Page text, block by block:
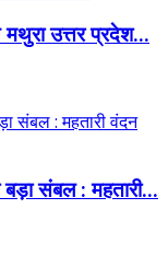
उत्तर प्रदेश...
संबल : महतारी...